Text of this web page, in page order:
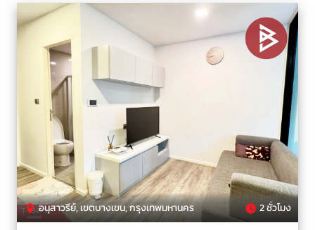
อนุสาวรีย์, เขตบางเขน, กรุงเทพมหานคร 2 ชั่วโมง